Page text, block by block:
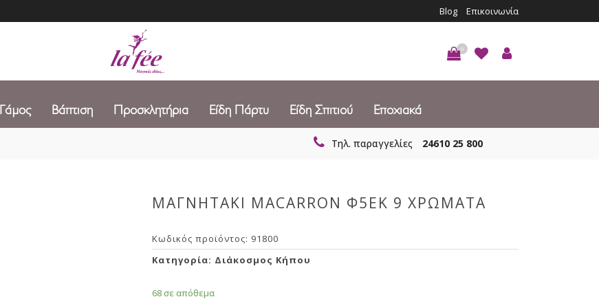
Blog Επικοινωνία
0
Γάμος Βάπτιση Προσκλητήρια Είδη Πάρτυ Είδη Σπιτιού Εποχιακά
Τηλ. παραγγελίες 24610 25 800
ΜΑΓΝΗΤΑΚΙ MACARRON Φ5ΕΚ 9 ΧΡΩΜΑΤΑ
Κωδικός προϊόντος: 91800
Κατηγορία: Διάκοσμος Κήπου
68 σε απόθεμα